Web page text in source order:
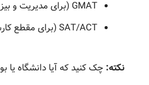
GMAT (برای مدیریت و بیزینس)
SAT/ACT (برای مقطع کارشناسی)
نکته: چک کنید که آیا دانشگاه یا